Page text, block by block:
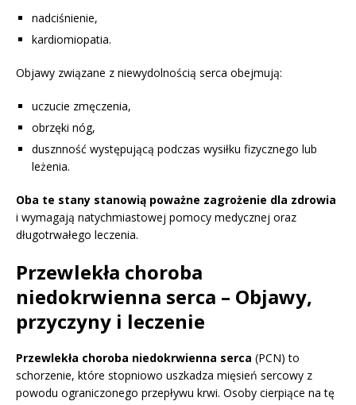
nadciśnienie,
kardiomiopatia.
Objawy związane z niewydolnością serca obejmują:
uczucie zmęczenia,
obrzęki nóg,
dusznność występującą podczas wysiłku fizycznego lub
leżenia.
Oba te stany stanowią poważne zagrożenie dla zdrowia
i wymagają natychmiastowej pomocy medycznej oraz
długotrwałego leczenia.
Przewlekła choroba
niedokrwienna serca – Objawy,
przyczyny i leczenie
Przewlekła choroba niedokrwienna serca (PCN) to
schorzenie, które stopniowo uszkadza mięsień sercowy z
powodu ograniczonego przepływu krwi. Osoby cierpiące na tę